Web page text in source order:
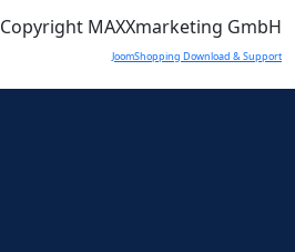
Copyright MAXXmarketing GmbH
JoomShopping Download & Support